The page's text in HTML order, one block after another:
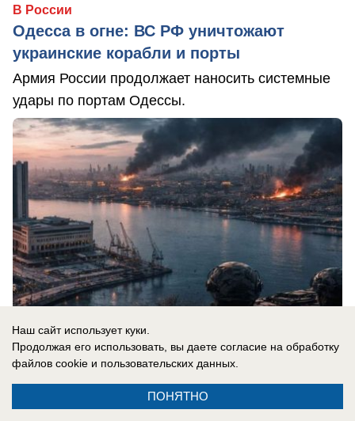
В России
Одесса в огне: ВС РФ уничтожают
украинские корабли и порты
Армия России продолжает наносить системные
удары по портам Одессы.
Наш сайт использует куки.
Продолжая его использовать, вы даете согласие на обработку
файлов cookie и пользовательских данных.
ПОНЯТНО